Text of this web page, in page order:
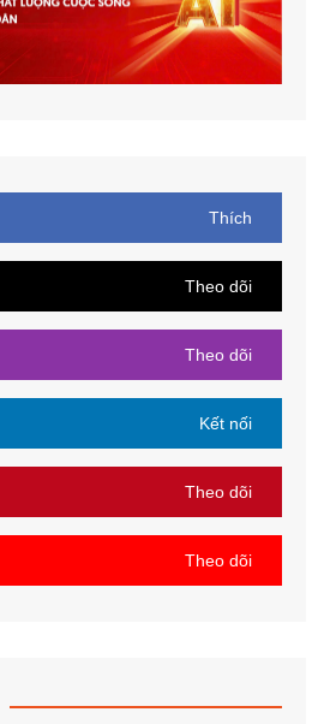
Thích
Theo dõi
Theo dõi
Kết nối
Theo dõi
Theo dõi